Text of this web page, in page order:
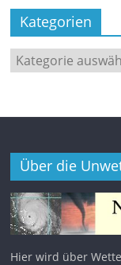
Kategorien
Kategorien
Über die
Hier wird über